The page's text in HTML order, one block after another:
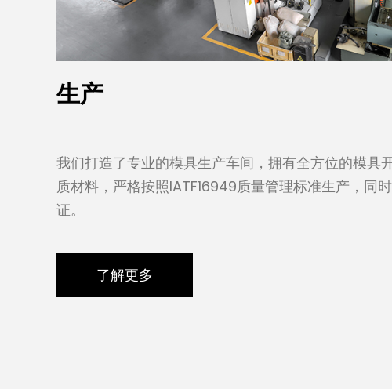
生产
我们打造了专业的模具生产车间，拥有全方位的模具
质材料，严格按照IATF16949质量管理标准生产，同
证。
了解更多